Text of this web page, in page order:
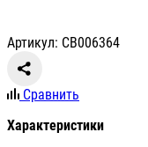
Артикул: СВ006364
Сравнить
Характеристики